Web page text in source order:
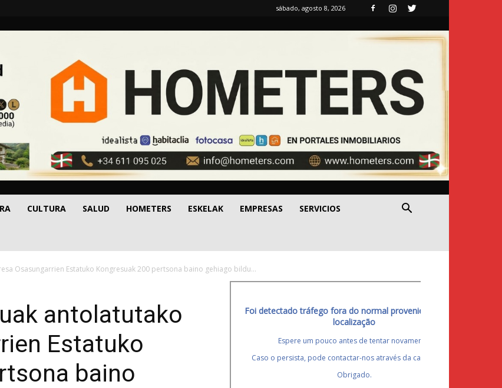
sábado, agosto 8, 2026
CULTURA SALUD HOMETERS ESKELAK EMPRESAS SERVICIOS
Osasungarrien Estatuko Kongresuak 200 pertsona baino gehiago bildu...
antolatutako
Estatuko
baino